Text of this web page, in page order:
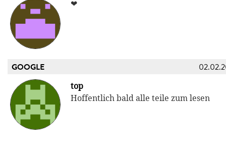
❤
GOOGLE
top
Hoffentlich bald alle teile zum lesen